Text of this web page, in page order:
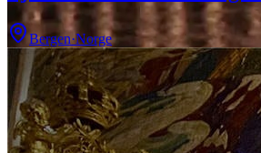
Bergen·Norge